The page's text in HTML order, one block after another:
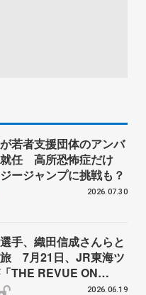
若者支援団体のアンバ
任 高所恐怖症だけ
ージャンプに挑戦も？
2026.07.30
手、織田信成さんらと
7月21日、JR東海ツ
THE REVUE ON
」を運行
2026.06.19